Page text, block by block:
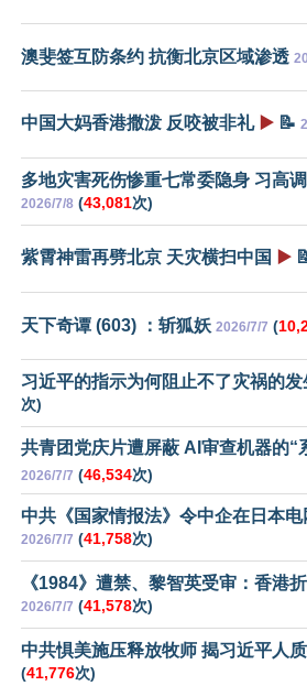
澳斐签互防条约 抗衡北京区域渗透
中国大妈香港撒泼 反咬被非礼 ▶️ 📝
多地灾害死伤惨重七常委隐身 习高
2026/7/8 (43,081次)
紫霄神雷再劈北京 天灾横扫中国 ▶️
天下奇谭 (603) ：斩狐妖 2026/7/7 (
习近平的指示为何阻止不了灾祸的发
次)
共青团党庆片遭屏蔽 AI审查机器的“
2026/7/7 (46,534次)
中共《国家情报法》令中企在日本
2026/7/7 (41,758次)
《1984》遭禁、黎智英受审：香港
2026/7/7 (41,578次)
中共惧美施压释放牧师 揭习近平人
(41,776次)